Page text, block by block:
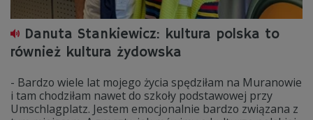
Danuta Stankiewicz: kultura polska to
również kultura żydowska
- Bardzo wiele lat mojego życia spędziłam na Muranowie
i tam chodziłam nawet do szkoły podstawowej przy
Umschlagplatz. Jestem emocjonalnie bardzo związana z